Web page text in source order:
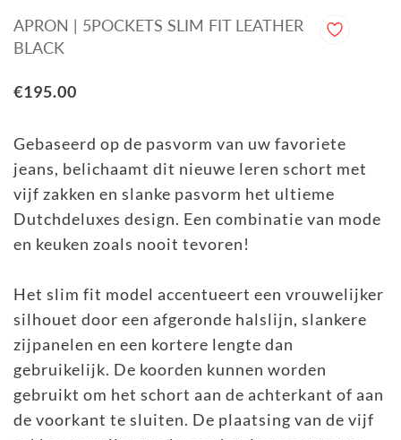
APRON | 5POCKETS SLIM FIT LEATHER
BLACK
€195.00
Gebaseerd op de pasvorm van uw favoriete
jeans, belichaamt dit nieuwe leren schort met
vijf zakken en slanke pasvorm het ultieme
Dutchdeluxes design. Een combinatie van mode
en keuken zoals nooit tevoren!
Het slim fit model accentueert een vrouwelijker
silhouet door een afgeronde halslijn, slankere
zijpanelen en een kortere lengte dan
gebruikelijk. De koorden kunnen worden
gebruikt om het schort aan de achterkant of aan
de voorkant te sluiten. De plaatsing van de vijf